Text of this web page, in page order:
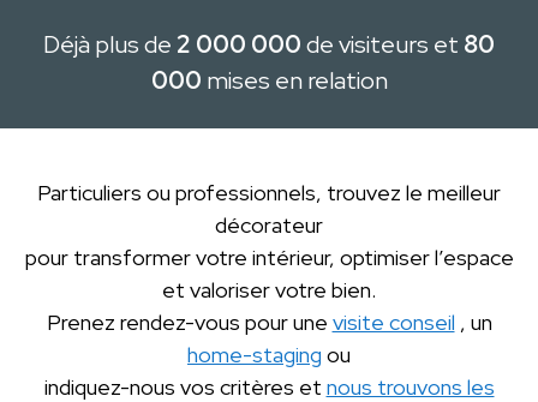
Déjà plus de 2 000 000de visiteurs et 80
000 mises en relation
Particuliers ou professionnels, trouvez le meilleur
décorateur
pour transformer votre intérieur, optimiser l’espace
et valoriser votre bien.
Prenez rendez-vous pour une visite conseil , un
home-staging ou
indiquez-nous vos critères et nous trouvons les